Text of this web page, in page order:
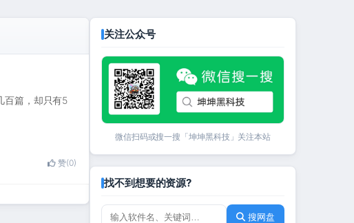
百篇，却只有5
赞(0)
关注公众号
微信扫码或搜一搜「坤坤黑科技」关注本站
找不到想要的资源?
搜网盘